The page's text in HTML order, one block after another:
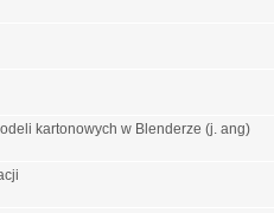
kartonowych w Blenderze (j. ang)